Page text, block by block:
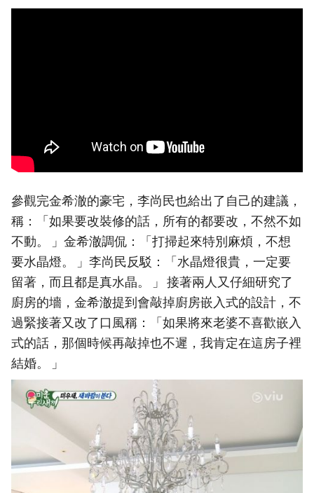
參觀完金希澈的豪宅，李尚民也給出了自己的建議，
稱：「如果要改裝修的話，所有的都要改，不然不如
不動。 」金希澈調侃：「打掃起來特別麻煩，不想
要水晶燈。 」李尚民反駁：「水晶燈很貴，一定要
留著，而且都是真水晶。 」 接著兩人又仔細研究了
廚房的墻，金希澈提到會敲掉廚房嵌入式的設計，不
過緊接著又改了口風稱：「如果將來老婆不喜歡嵌入
式的話，那個時候再敲掉也不遲，我肯定在這房子裡
結婚。 」